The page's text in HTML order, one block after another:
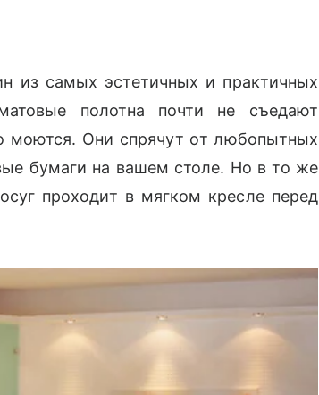
из самых эстетичных и практичных
полотна почти не съедают
моются. Они спрячут от любопытных
бумаги на вашем столе. Но в то же
проходит в мягком кресле перед